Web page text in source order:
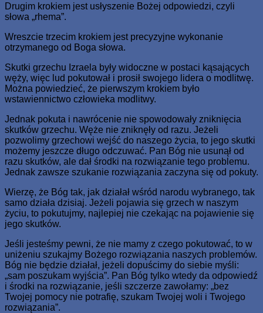
Drugim krokiem jest usłyszenie Bożej odpowiedzi, czyli
słowa „rhema”.
Wreszcie trzecim krokiem jest precyzyjne wykonanie
otrzymanego od Boga słowa.
Skutki grzechu Izraela były widoczne w postaci kąsających
węży, więc lud pokutował i prosił swojego lidera o modlitwę.
Można powiedzieć, że pierwszym krokiem było
wstawiennictwo człowieka modlitwy.
Jednak pokuta i nawrócenie nie spowodowały zniknięcia
skutków grzechu. Węże nie zniknęły od razu. Jeżeli
pozwolimy grzechowi wejść do naszego życia, to jego skutki
możemy jeszcze długo odczuwać. Pan Bóg nie usunął od
razu skutków, ale dał środki na rozwiązanie tego problemu.
Jednak zawsze szukanie rozwiązania zaczyna się od pokuty.
Wierzę, że Bóg tak, jak działał wśród narodu wybranego, tak
samo działa dzisiaj. Jeżeli pojawia się grzech w naszym
życiu, to pokutujmy, najlepiej nie czekając na pojawienie się
jego skutków.
Jeśli jesteśmy pewni, że nie mamy z czego pokutować, to w
uniżeniu szukajmy Bożego rozwiązania naszych problemów.
Bóg nie będzie działał, jeżeli dopuścimy do siebie myśli:
„sam poszukam wyjścia”. Pan Bóg tylko wtedy da odpowiedź
i środki na rozwiązanie, jeśli szczerze zawołamy: „bez
Twojej pomocy nie potrafię, szukam Twojej woli i Twojego
rozwiązania”.